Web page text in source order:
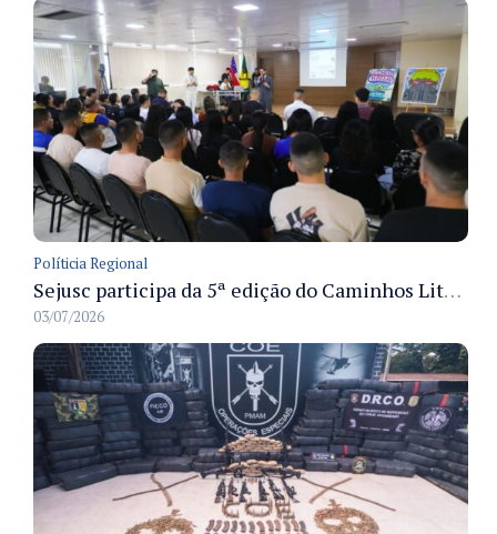
Políticia Regional
Sejusc participa da 5ª edição do Caminhos Literários com foco na cultura hip-hop nas unidades socioeducativas
03/07/2026